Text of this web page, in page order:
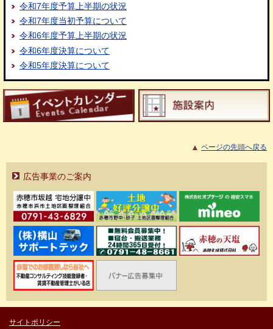
令和7年度予算上半期の状況
令和7年度当初予算について
令和6年度予算上半期の状況
令和6年度決算について
令和5年度決算について
ページの先頭へ戻る
広告事業のご案内
サイトポリシー